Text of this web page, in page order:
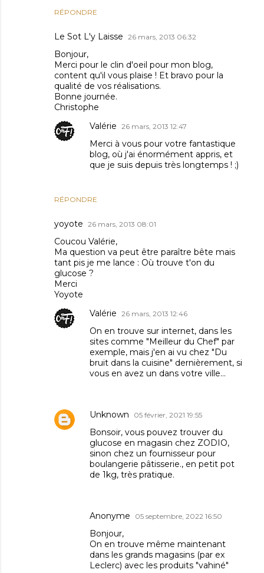
RÉPONDRE
Le Sot L'y Laisse 26 mars, 2013 06:32
Bonjour,
Merci pour le clin d'oeil pour mon blog,
content qu'il vous plaise ! Et bravo pour la
qualité de vos réalisations.
Bonne journée.
Christophe
RÉPONDRE
Valérie 26 mars, 2013 12:47
Merci à vous pour votre fantastique
blog, où j'ai énormément appris, et
que je suis depuis très longtemps ! ;)
yoyote 26 mars, 2013 08:01
Coucou Valérie,
Ma question va peut être paraître bête mais
tant pis je me lance : Où trouve t'on du
glucose ?
Merci
Yoyote
Valérie 26 mars, 2013 12:46
On en trouve sur internet, dans les
sites comme "Meilleur du Chef" par
exemple, mais j'en ai vu chez "Du
bruit dans la cuisine" dernièrement, si
vous en avez un dans votre ville...
Unknown 05 février, 2021 19:55
Bonsoir, vous pouvez trouver du
glucose en magasin chez ZODIO,
sinon chez un fournisseur pour
boulangerie pâtisserie., en petit pot
de 1kg, très pratique.
Anonyme 05 septembre, 2022 16:50
Bonjour,
On en trouve même maintenant
dans les grands magasins (par ex
Leclerc) avec les produits "vahiné"